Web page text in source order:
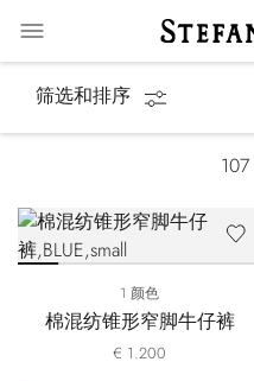
筛选和排序
107
1 颜色
棉混纺锥形窄脚牛仔裤
€ 1.200